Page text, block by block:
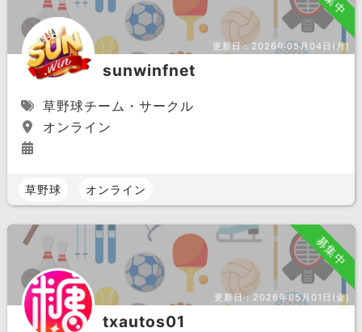
更新日：2026年05月04日(月)
sunwinfnet
草野球チーム・サークル
オンライン
草野球 オンライン
募集中
更新日： 2026年05月01日(金)
txautos01